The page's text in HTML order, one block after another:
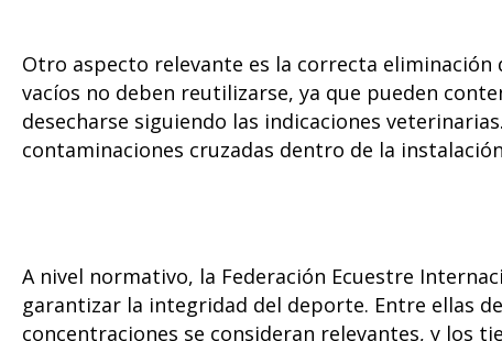
Otro aspecto relevante es la correcta eliminación
vacíos no deben reutilizarse, ya que pueden
desecharse siguiendo las indicaciones
contaminaciones cruzadas dentro de la
A nivel normativo, la Federación Ecuestre
garantizar la integridad del deporte. Entre ellas
concentraciones se consideran relevantes, y los